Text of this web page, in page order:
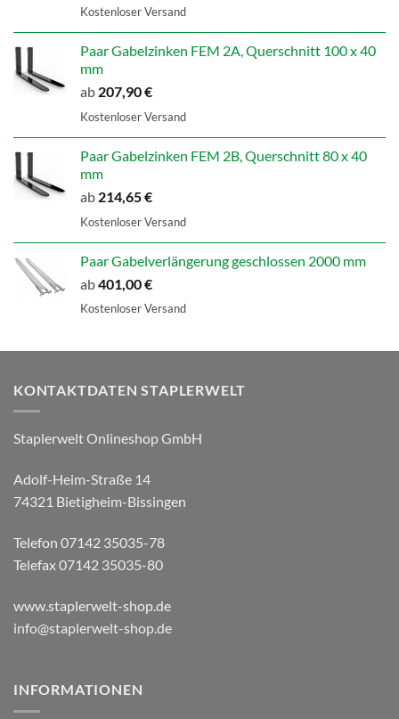
Kostenloser Versand
Paar Gabelzinken FEM 2A, Querschnitt 100 x 40
mm
ab 207,90€
Kostenloser Versand
Paar Gabelzinken FEM 2B, Querschnitt 80 x 40
mm
ab 214,65€
Kostenloser Versand
Paar Gabelverlängerung geschlossen 2000 mm
ab401,00€
Kostenloser Versand
KONTAKTDATEN STAPLERWELT
Staplerwelt Onlineshop GmbH
Adolf-Heim-Straße 14
74321 Bietigheim-Bissingen
Telefon 07142 35035-78
Telefax 07142 35035-80
www.staplerwelt-shop.de
info@staplerwelt-shop.de
INFORMATIONEN